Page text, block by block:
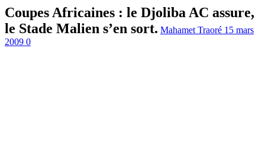
Coupes Africaines : le Djoliba AC assure,
le Stade Malien s’en sort. Mahamet Traoré 15 mars
2009 0